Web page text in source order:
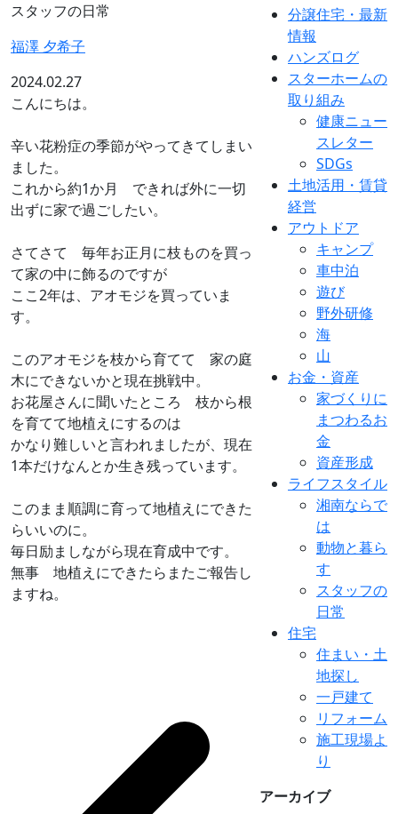
スタッフの日常
福澤 夕希子
2024.02.27
こんにちは。
辛い花粉症の季節がやってきてしまい
ました。
これから約1か月 できれば外に一切
出ずに家で過ごしたい。
さてさて 毎年お正月に枝ものを買っ
て家の中に飾るのですが
ここ2年は、アオモジを買っていま
す。
このアオモジを枝から育てて 家の庭
木にできないかと現在挑戦中。
お花屋さんに聞いたところ 枝から根
を育てて地植えにするのは
かなり難しいと言われましたが、現在
1本だけなんとか生き残っています。
このまま順調に育って地植えにできた
らいいのに。
毎日励ましながら現在育成中です。
無事 地植えにできたらまたご報告し
ますね。
分譲住宅・最新
情報
ハンズログ
スターホームの
取り組み
健康ニュー
スレター
SDGs
土地活用・賃貸
経営
アウトドア
キャンプ
車中泊
遊び
野外研修
海
山
お金・資産
家づくりに
まつわるお
金
資産形成
ライフスタイル
湘南ならで
は
動物と暮ら
す
スタッフの
日常
住宅
住まい・土
地探し
一戸建て
リフォーム
施工現場よ
り
アーカイブ